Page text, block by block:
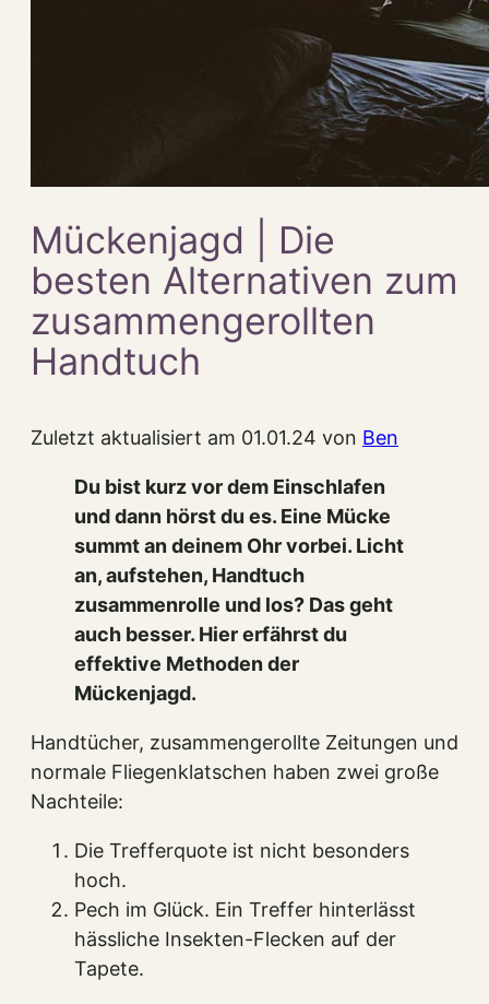
Mückenjagd | Die
besten Alternativen zum
zusammengerollten
Handtuch
Zuletzt aktualisiert am 01.01.24 von Ben
Du bist kurz vor dem Einschlafen
und dann hörst du es. Eine Mücke
summt an deinem Ohr vorbei. Licht
an, aufstehen, Handtuch
zusammenrolle und los? Das geht
auch besser. Hier erfährst du
effektive Methoden der
Mückenjagd.
Handtücher, zusammengerollte Zeitungen und
normale Fliegenklatschen haben zwei große
Nachteile:
Die Trefferquote ist nicht besonders
hoch.
Pech im Glück. Ein Treffer hinterlässt
hässliche Insekten-Flecken auf der
Tapete.